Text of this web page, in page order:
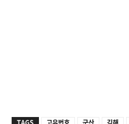
TAGS 고유번호 군산 김해